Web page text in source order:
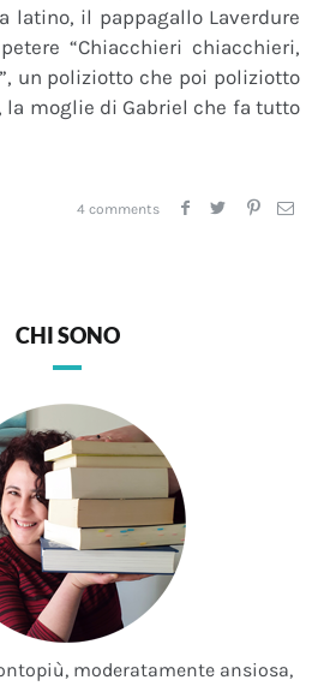
latino, il pappagallo Laverdure
“Chiacchieri chiacchieri,
un poliziotto che poi poliziotto
la moglie di Gabriel che fa tutto
4 comments
CHI SONO
moderatamente ansiosa,